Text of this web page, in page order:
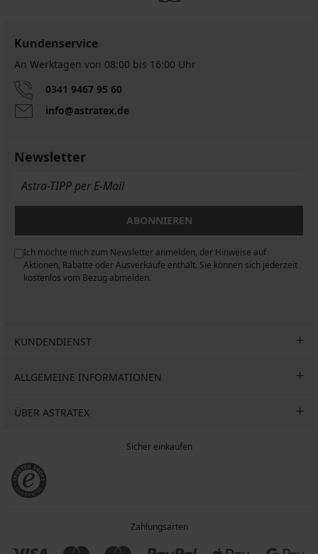
Kundenservice
An Werktagen von 08:00 bis 16:00 Uhr
0341 9467 95 60
info@astratex.de
Newsletter
ABONNIEREN
Ich möchte mich zum Newsletter anmelden, der Hinweise auf
Aktionen, Rabatte oder Ausverkäufe enthält. Sie können sich jederzeit
kostenlos vom Bezug abmelden.
KUNDENDIENST
ALLGEMEINE INFORMATIONEN
ÜBER ASTRATEX
Sicher einkaufen
Zahlungsarten